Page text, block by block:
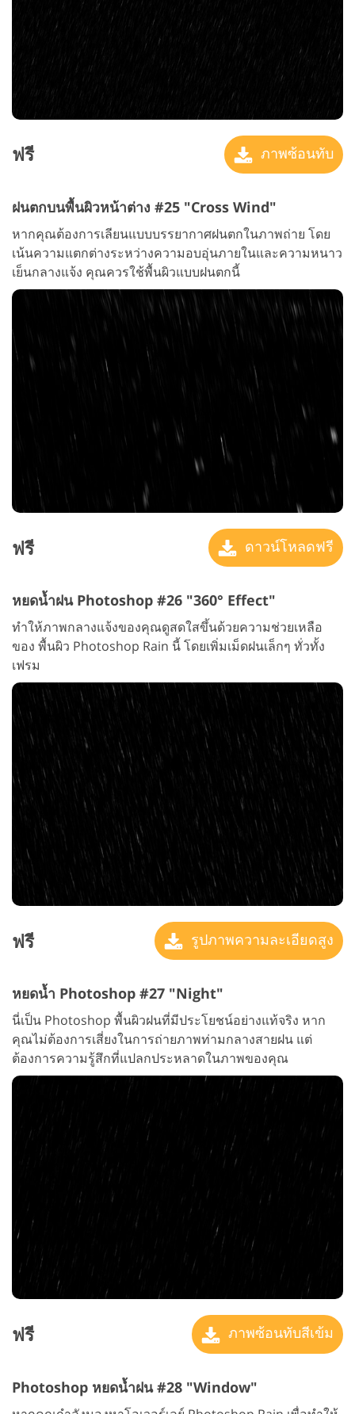
ฟรี ภาพซ้อนทับ
ฝนตกบนพื้นผิวหน้าต่าง #25 "Cross Wind"
หากคุณต้องการเลียนแบบบรรยากาศฝนตกในภาพถ่าย โดย
เน้นความแตกต่างระหว่างความอบอุ่นภายในและความหนาว
เย็นกลางแจ้ง คุณควรใช้พื้นผิวแบบฝนตกนี้
ฟรี ดาวน์โหลดฟรี
หยดน้ำฝน Photoshop #26 "360° Effect"
ทำให้ภาพกลางแจ้งของคุณดูสดใสขึ้นด้วยความช่วยเหลือ
ของ พื้นผิว Photoshop Rain นี้ โดยเพิ่มเม็ดฝนเล็กๆ ทั่วทั้ง
เฟรม
ฟรี รูปภาพความละเอียดสูง
หยดน้ำ Photoshop #27 "Night"
นี่เป็น Photoshop พื้นผิวฝนที่มีประโยชน์อย่างแท้จริง หาก
คุณไม่ต้องการเสี่ยงในการถ่ายภาพท่ามกลางสายฝน แต่
ต้องการความรู้สึกที่แปลกประหลาดในภาพของคุณ
ฟรี ภาพซ้อนทับสีเข้ม
Photoshop หยดน้ำฝน #28 "Window"